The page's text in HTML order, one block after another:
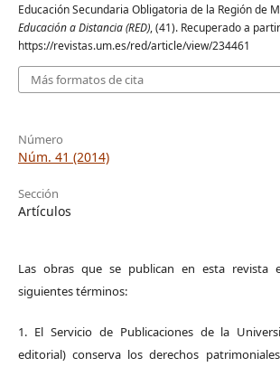
Educación Secundaria Obligatoria de la Región de
Educación a Distancia (RED), (41). Recuperado a
https://revistas.um.es/red/article/view/234461
Más formatos de cita
Número
Núm. 41 (2014)
Sección
Artículos
Las obras que se publican en esta revista
siguientes términos:
1. El Servicio de Publicaciones de la
editorial) conserva los derechos